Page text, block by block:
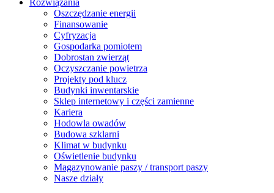
Rozwiązania
​Oszczędzanie energii
Finansowanie
Cyfryzacja
Gospodarka pomiotem
Dobrostan zwierząt
Oczyszczanie powietrza
Projekty pod klucz
Budynki inwentarskie
Sklep internetowy i części zamienne
Kariera
Hodowla owadów
Budowa szklarni
Klimat w budynku
Oświetlenie budynku
Magazynowanie paszy / transport paszy
Nasze działy